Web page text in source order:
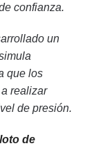
confianza.
un
que los
realizar
de presión.
de